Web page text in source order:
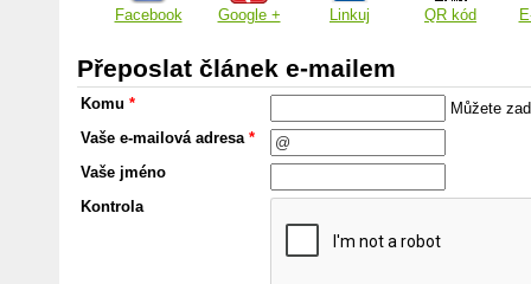
Facebook Google + Linkuj QR kód
Přeposlat článek e-mailem
Komu *
Můžete
Vaše e-mailová adresa *
Vaše jméno
Kontrola